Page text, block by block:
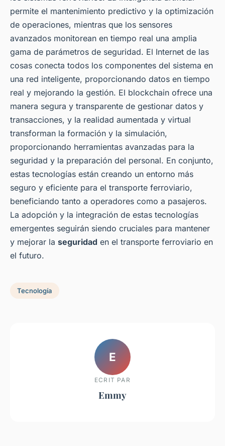
permite el mantenimiento predictivo y la optimización
de operaciones, mientras que los sensores
avanzados monitorean en tiempo real una amplia
gama de parámetros de seguridad. El Internet de las
cosas conecta todos los componentes del sistema en
una red inteligente, proporcionando datos en tiempo
real y mejorando la gestión. El blockchain ofrece una
manera segura y transparente de gestionar datos y
transacciones, y la realidad aumentada y virtual
transforman la formación y la simulación,
proporcionando herramientas avanzadas para la
seguridad y la preparación del personal. En conjunto,
estas tecnologías están creando un entorno más
seguro y eficiente para el transporte ferroviario,
beneficiando tanto a operadores como a pasajeros.
La adopción y la integración de estas tecnologías
emergentes seguirán siendo cruciales para mantener
y mejorar la seguridad en el transporte ferroviario en
el futuro.
Tecnología
E
ECRIT PAR
Emmy